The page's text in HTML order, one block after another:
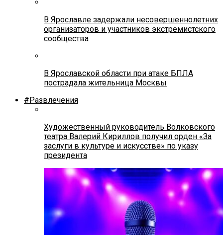
В Ярославле задержали несовершеннолетних
организаторов и участников экстремистского
сообщества
В Ярославской области при атаке БПЛА
пострадала жительница Москвы
#Развлечения
Художественный руководитель Волковского
театра Валерий Кириллов получил орден «За
заслуги в культуре и искусстве» по указу
президента